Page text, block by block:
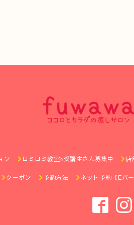
ン ロミロミ教室⭐︎受講生さん募集中 店
クーポン 予約方法 ネット予約【Eパ